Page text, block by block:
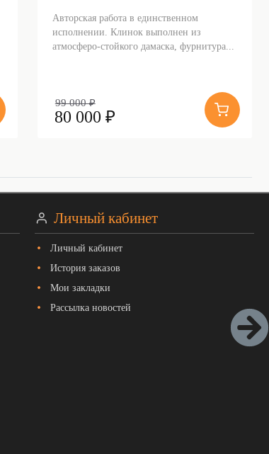
Авторская работа в единственном
исполнении. Клинок выполнен из
атмосферо-стойкого дамаска, фурнитура...
99 000 ₽
80 000 ₽
Личный кабинет
Личный кабинет
История заказов
Мои закладки
Рассылка новостей